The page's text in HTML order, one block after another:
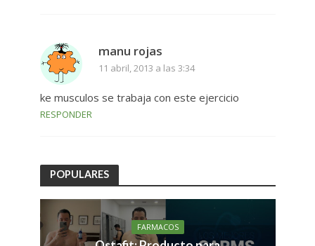
manu rojas
11 abril, 2013 a las 3:34
ke musculos se trabaja con este ejercicio
RESPONDER
POPULARES
FARMACOS